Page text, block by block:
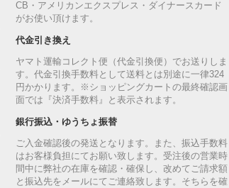
CB・アメリカンエクスプレス・ダイナースカード
がお使い頂けます。
代金引き換え
ヤマト運輸コレクト便（代金引換便）でお送りしま
す。代金引換手数料として送料とは別途に一律324
円かかります。※ショッピングカートの最終確認画
面では『決済手数料』と表示されます。
銀行振込・ゆうちょ振替
ご入金確認後の発送となります。また、振込手数料
はお客様負担にてお願い致します。受注後の営業時
間中に弊社の在庫を確認・確保し、改めてご請求額
と振込先をメールにてご連絡致します。そちらを確